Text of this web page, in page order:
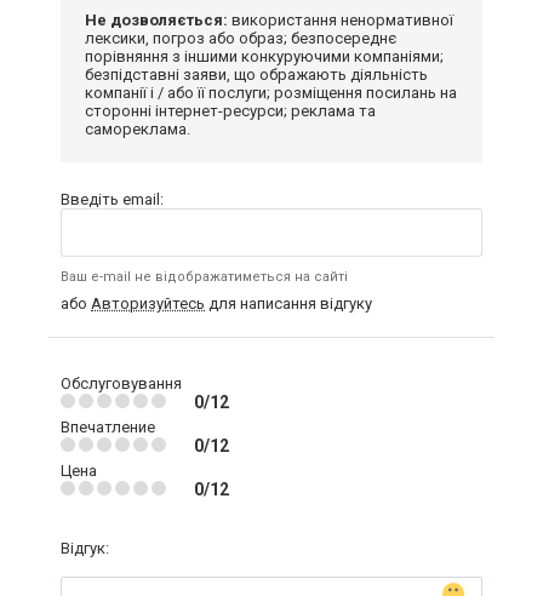
Не дозволяється: використання ненормативної
лексики, погроз або образ; безпосереднє
порівняння з іншими конкуруючими компаніями;
безпідставні заяви, що ображають діяльність
компанії і / або її послуги; розміщення посилань на
сторонні інтернет-ресурси; реклама та
самореклама.
Введіть email:
Ваш e-mail не відображатиметься на сайті
або Авторизуйтесь для написання відгуку
Обслуговування
0/12
Впечатление
0/12
Цена
0/12
Відгук: